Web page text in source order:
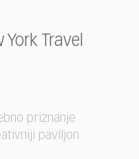
Travel
priznanje
paviljon